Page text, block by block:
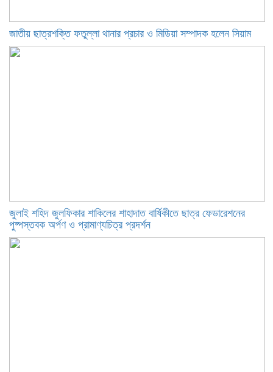
জাতীয় ছাত্রশক্তি ফতুল্লা থানার প্রচার ও মিডিয়া সম্পাদক হলেন সিয়াম
​জুলাই শহিদ জুলফিকার শাকিলের শাহাদাত বার্ষিকীতে ছাত্র ফেডারেশনের
পুষ্পস্তবক অর্পণ ও প্রামাণ্যচিত্র প্রদর্শন